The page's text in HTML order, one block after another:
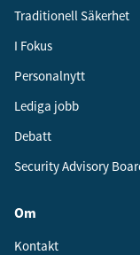
Traditionell Säkerhet
I Fokus
Personalnytt
Lediga jobb
Debatt
Security Advisory
Om
Kontakt